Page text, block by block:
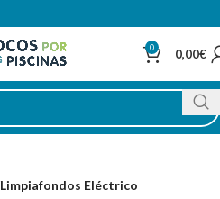
0 0,00€
Limpiafondos Eléctrico